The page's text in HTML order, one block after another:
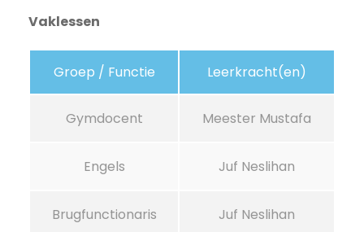
Vaklessen
Groep / Functie Leerkracht(en)
Gymdocent Meester Mustafa
Engels Juf Neslihan
Brugfunctionaris Juf Neslihan